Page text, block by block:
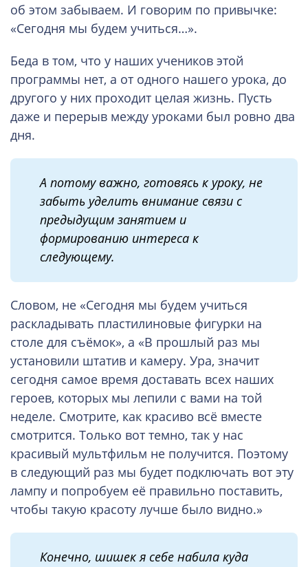
об этом забываем. И говорим по привычке:
«Сегодня мы будем учиться…».
Беда в том, что у наших учеников этой
программы нет, а от одного нашего урока, до
другого у них проходит целая жизнь. Пусть
даже и перерыв между уроками был ровно два
дня.
А потому важно, готовясь к уроку, не
забыть уделить внимание связи с
предыдущим занятием и
формированию интереса к
следующему.
Словом, не «Сегодня мы будем учиться
раскладывать пластилиновые фигурки на
столе для съёмок», а «В прошлый раз мы
установили штатив и камеру. Ура, значит
сегодня самое время доставать всех наших
героев, которых мы лепили с вами на той
неделе. Смотрите, как красиво всё вместе
смотрится. Только вот темно, так у нас
красивый мультфильм не получится. Поэтому
в следующий раз мы будет подключать вот эту
лампу и попробуем её правильно поставить,
чтобы такую красоту лучше было видно.»
Конечно, шишек я себе набила куда